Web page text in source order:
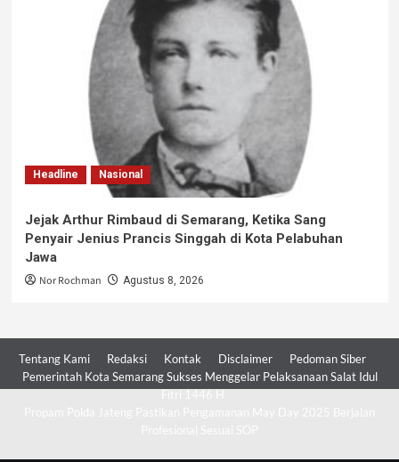
Headline Nasional
Jejak Arthur Rimbaud di Semarang, Ketika Sang
Penyair Jenius Prancis Singgah di Kota Pelabuhan
Jawa
Nor Rochman Agustus 8, 2026
Tentang Kami Redaksi Kontak Disclaimer
Pedoman Siber
Pemerintah Kota Semarang Sukses Menggelar Pelaksanaan Salat Idul